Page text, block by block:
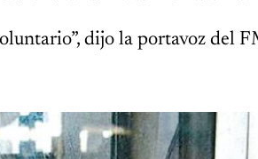
dijo la portavoz del